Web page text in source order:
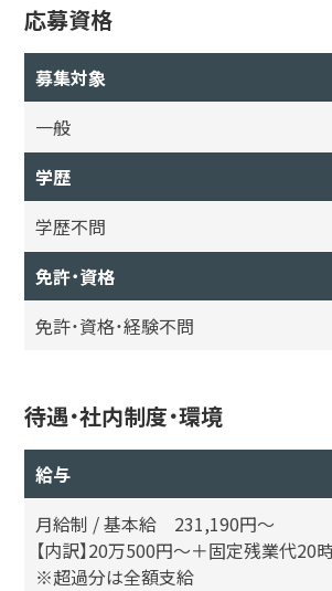
応募資格
募集対象
一般
学歴
学歴不問
免許・資格
免許・資格・経験不問
待遇・社内制度・環境
給与
月給制 / 基本給 231,190円〜
【内訳】20万500円～＋固定残業代20
※超過分は全額支給